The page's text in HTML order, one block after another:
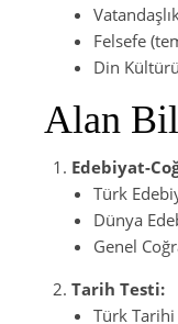
Felsefe
Din
Alan
Edebiyat-
Türk
Dünya
Genel
Tarih Testi:
Türk Tarihi